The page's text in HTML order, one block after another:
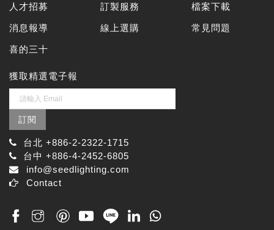
人才招募
消息報導
喜的三十
訂製服務
線上選購
檔案下載
常見問題
獲取精選電子報
訂閱
台北 +886-2-2322-1715
台中 +886-4-2452-6805
info@seedlighting.com
Contact